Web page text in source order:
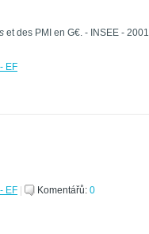
et des PMI en G€. - INSEE - 2001
EF
EF Komentářů: 0